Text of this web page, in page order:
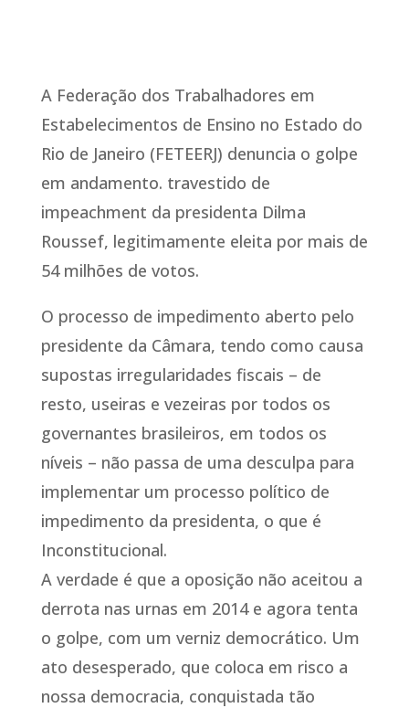
A Federação dos Trabalhadores em
Estabelecimentos de Ensino no Estado do
Rio de Janeiro (FETEERJ) denuncia o golpe
em andamento. travestido de
impeachment da presidenta Dilma
Roussef, legitimamente eleita por mais de
54 milhões de votos.
O processo de impedimento aberto pelo
presidente da Câmara, tendo como causa
supostas irregularidades fiscais – de
resto, useiras e vezeiras por todos os
governantes brasileiros, em todos os
níveis – não passa de uma desculpa para
implementar um processo político de
impedimento da presidenta, o que é
Inconstitucional.
A verdade é que a oposição não aceitou a
derrota nas urnas em 2014 e agora tenta
o golpe, com um verniz democrático. Um
ato desesperado, que coloca em risco a
nossa democracia, conquistada tão